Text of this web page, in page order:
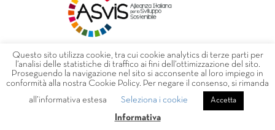
Questo sito utilizza cookie, tra cui cookie analytics di terze parti per
l’analisi delle statistiche di traffico ai fini dell’ottimizzazione del sito.
Proseguendo la navigazione nel sito si acconsente al loro impiego in
conformità alla nostra Cookie Policy. Per negare il consenso, si rimanda
all’informativa estesa
Seleziona i cookie Accetta
Informativa